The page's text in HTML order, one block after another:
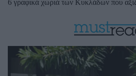
6 γραφικά χωριά των Κυκλάδων που